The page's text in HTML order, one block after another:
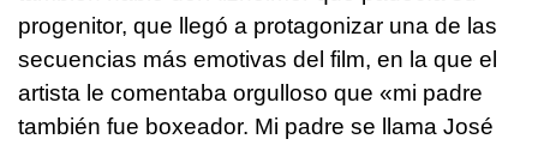
progenitor, que llegó a protagonizar una de las
secuencias más emotivas del film, en la que el
artista le comentaba orgulloso que «mi padre
también fue boxeador. Mi padre se llama José